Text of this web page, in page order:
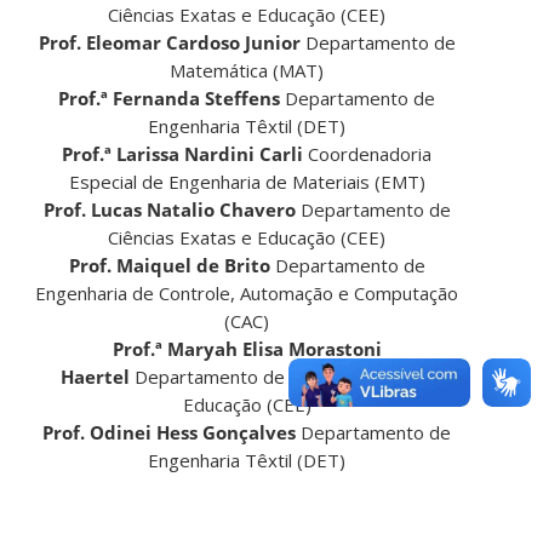
Ciências Exatas e Educação (CEE)
Prof. Eleomar Cardoso JuniorDepartamento de
Matemática (MAT)
Prof.ª Fernanda Steffens Departamento de
Engenharia Têxtil (DET)
Prof.ª Larissa Nardini CarliCoordenadoria
Especial de Engenharia de Materiais (EMT)
Prof. Lucas Natalio Chavero Departamento de
Ciências Exatas e Educação (CEE)
Prof. Maiquel de BritoDepartamento de
Engenharia de Controle, Automação e Computação
(CAC)
Prof.ª Maryah Elisa Morastoni
Haertel Departamento de Ciências Exatas e
Educação (CEE)
Prof. Odinei Hess Gonçalves Departamento de
Engenharia Têxtil (DET)